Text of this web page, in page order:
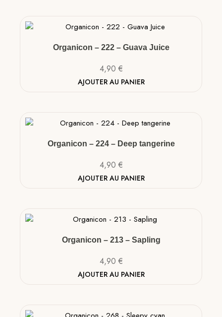
Organicon – 222 – Guava Juice
4,90 €
AJOUTER AU PANIER
Organicon – 224 – Deep tangerine
4,90 €
AJOUTER AU PANIER
Organicon – 213 – Sapling
4,90 €
AJOUTER AU PANIER